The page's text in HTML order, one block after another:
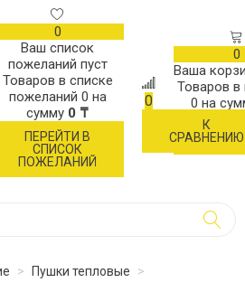
0
Ваш список
пожеланий пуст
Товаров в списке
пожеланий 0 на
сумму 0 ₸
ПЕРЕЙТИ В
СПИСОК
ПОЖЕЛАНИЙ
0
К
СРАВНЕНИЮ
0
Ваша
Товаров в
0 на
> Пушки тепловые
>